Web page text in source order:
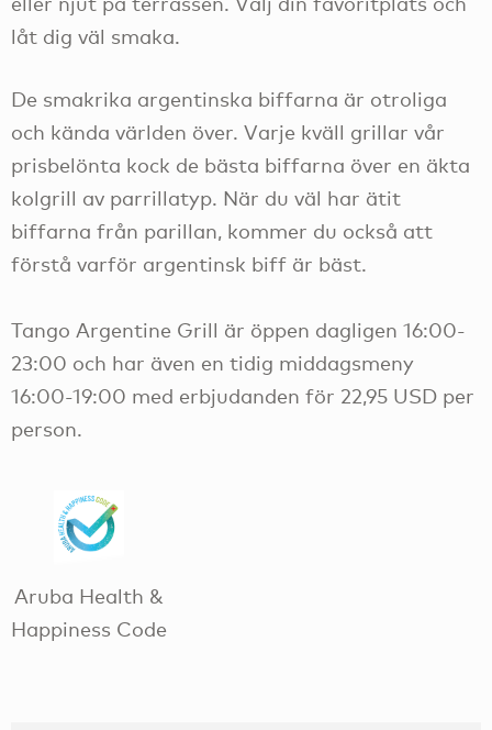
låt dig väl smaka.
De smakrika argentinska biffarna är otroliga
och kända världen över. Varje kväll grillar vår
prisbelönta kock de bästa biffarna över en äkta
kolgrill av parrillatyp. När du väl har ätit
biffarna från parillan, kommer du också att
förstå varför argentinsk biff är bäst.
Tango Argentine Grill är öppen dagligen 16:00-
23:00 och har även en tidig middagsmeny
16:00-19:00 med erbjudanden för 22,95 USD per
person.
Aruba Health &
Happiness Code